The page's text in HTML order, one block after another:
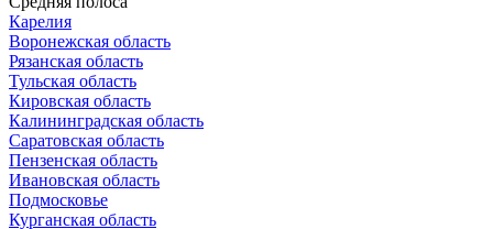
Карелия
Воронежская область
Рязанская область
Тульская область
Кировская область
Калининградская область
Саратовская область
Пензенская область
Ивановская область
Подмосковье
Курганская область